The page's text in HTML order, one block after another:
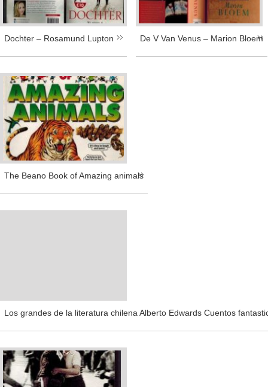
Dochter – Rosamund Lupton De V Van Venus – Marion Bloem
The Beano Book of Amazing animals
Los grandes de la literatura chilena Alberto Edwards Cuentos